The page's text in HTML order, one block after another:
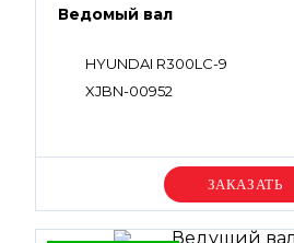
Ведомый вал
HYUNDAI R300LC-9
XJBN-00952
Уточняйте